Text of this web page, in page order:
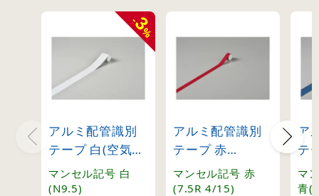
-
3
%
アルミ配管識別
テープ 白(空気関
係) (小)50mm幅
×2m巻 (187510)
マンセル記号 白
(N9.5)
アルミ配管識別
テープ 赤
AH501(S小)
(188501)
マンセル記号 赤
(7.5R 4/15)
ア
テ
(
マ
青